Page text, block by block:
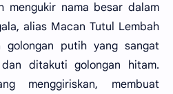
mengukir nama besar dalam
alias Macan Tutul Lembah
golongan putih yang sangat
ditakuti golongan hitam.
menggiriskan, membuat